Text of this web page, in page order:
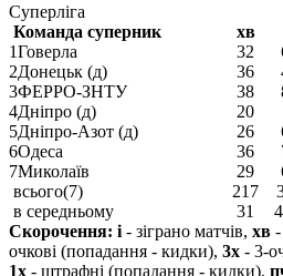
Суперліга
Команда суперник
хв
1Говерла 32
2Донецьк (д) 36
3ФЕРРО-ЗНТУ 38
4Дніпро (д) 20
5Дніпро-Азот (д) 26
6Одеса 36
7Миколаїв 29
всього(7)
217
в середньому
31
Скорочення: і - зіграно матчів, хв
очкові (попадання - кидки), 3х - 3-
1х - штрафні (попадання - кидки),